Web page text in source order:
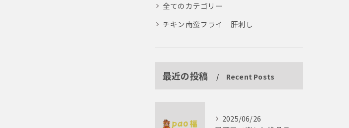
全てのカテゴリー
チキン南蛮フライ 肝刺し
最近の投稿 Recent Posts
2025/06/26